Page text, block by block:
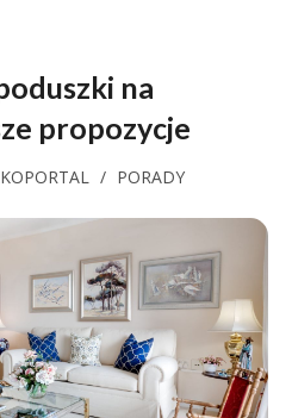
na
propozycje
/ PORADY